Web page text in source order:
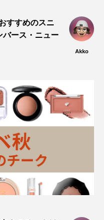
すすめのスニ
バース・ニュー
Akko